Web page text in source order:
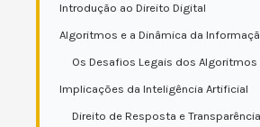
Introdução ao Direito Digital
Algoritmos e a Dinâmica da
Os Desafios Legais dos Algoritmos
Implicações da Inteligência Artificial
Direito de Resposta e Transparência